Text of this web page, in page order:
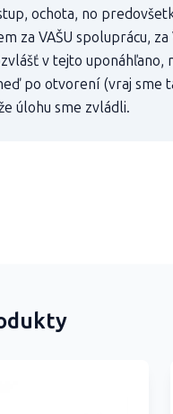
ochota, no
za VAŠU spoluprácu,
v tejto uponáhľano,
po otvorení (vraj sme
úlohu sme zvládli.